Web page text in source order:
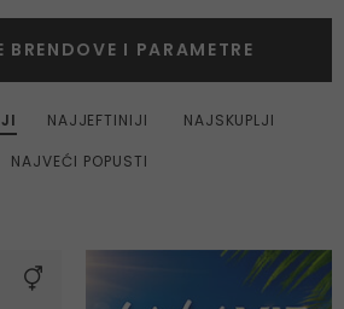
NAJJEFTINIJI
NAJSKUPLJI
NAJVEĆI POPUSTI
BRENDOVE I PARAMETRE